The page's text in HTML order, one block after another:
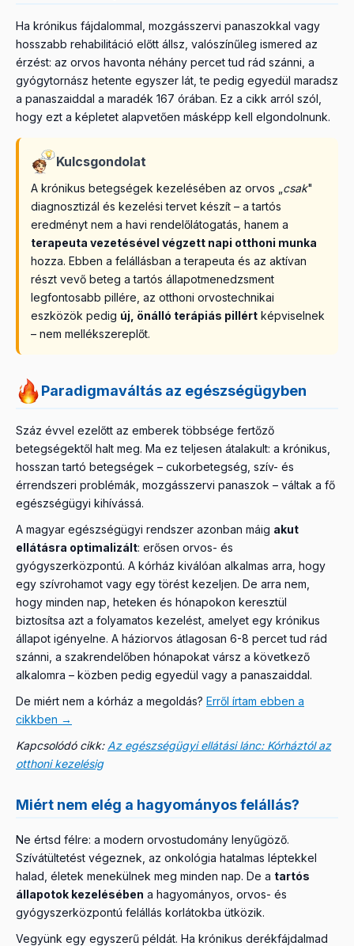
Ha krónikus fájdalommal, mozgásszervi panaszokkal vagy
hosszabb rehabilitáció előtt állsz, valószínűleg ismered az
érzést: az orvos havonta néhány percet tud rád szánni, a
gyógytornász hetente egyszer lát, te pedig egyedül maradsz
a panaszaiddal a maradék 167 órában. Ez a cikk arról szól,
hogy ezt a képletet alapvetően másképp kell elgondolnunk.
Kulcsgondolat
A krónikus betegségek kezelésében az orvos „ csak"
diagnosztizál és kezelési tervet készít – a tartós
eredményt nem a havi rendelőlátogatás, hanem a
terapeuta vezetésével végzett napi otthoni munka
hozza. Ebben a felállásban a terapeuta és az aktívan
részt vevő beteg a tartós állapotmenedzsment
legfontosabb pillére, az otthoni orvostechnikai
eszközök pedig új, önálló terápiás pillért képviselnek
– nem mellékszereplőt.
Paradigmaváltás az egészségügyben
Száz évvel ezelőtt az emberek többsége fertőző
betegségektől halt meg. Ma ez teljesen átalakult: a krónikus,
hosszan tartó betegségek – cukorbetegség, szív- és
érrendszeri problémák, mozgásszervi panaszok – váltak a fő
egészségügyi kihívássá.
A magyar egészségügyi rendszer azonban máig akut
ellátásra optimalizált: erősen orvos- és
gyógyszerközpontú. A kórház kiválóan alkalmas arra, hogy
egy szívrohamot vagy egy törést kezeljen. De arra nem,
hogy minden nap, heteken és hónapokon keresztül
biztosítsa azt a folyamatos kezelést, amelyet egy krónikus
állapot igényelne. A háziorvos átlagosan 6-8 percet tud rád
szánni, a szakrendelőben hónapokat vársz a következő
alkalomra – közben pedig egyedül vagy a panaszaiddal.
De miért nem a kórház a megoldás? Erről írtam ebben a
cikkben →
Kapcsolódó cikk: Az egészségügyi ellátási lánc: Kórháztól az
otthoni kezelésig
Miért nem elég a hagyományos felállás?
Ne értsd félre: a modern orvostudomány lenyűgöző.
Szívátültetést végeznek, az onkológia hatalmas léptekkel
halad, életek menekülnek meg minden nap. De a tartós
állapotok kezelésében a hagyományos, orvos- és
gyógyszerközpontú felállás korlátokba ütközik.
Vegyünk egy egyszerű példát. Ha krónikus derékfájdalmad